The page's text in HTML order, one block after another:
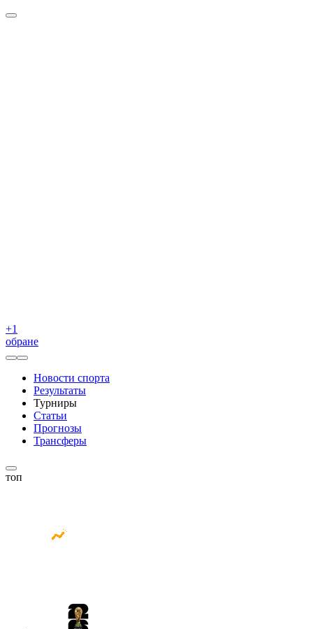
+1
обране
Новости спорта
Результаты
Турниры
Статьи
Прогнозы
Трансферы
топ